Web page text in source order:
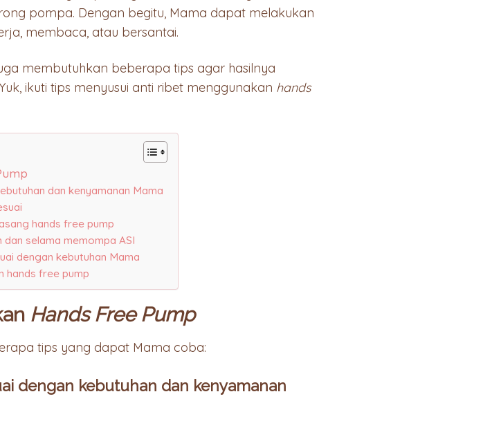
pompa. Dengan begitu, Mama dapat melakukan
membaca, atau bersantai.
membutuhkan beberapa tips agar hasilnya
ikuti tips menyusui anti ribet menggunakan hands
dan kenyamanan Mama
hands free pump
selama memompa ASI
dengan kebutuhan Mama
hands free pump
Hands Free Pump
tips yang dapat Mama coba:
dengan kebutuhan dan kenyamanan